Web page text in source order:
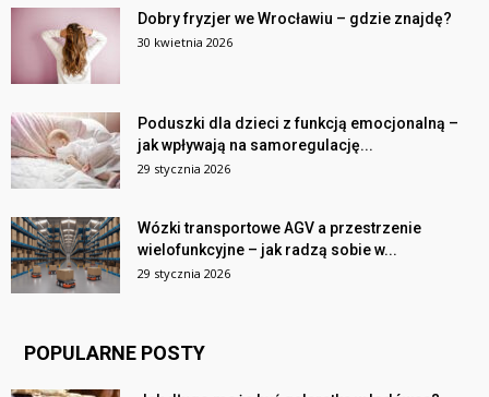
Dobry fryzjer we Wrocławiu – gdzie znajdę?
30 kwietnia 2026
Poduszki dla dzieci z funkcją emocjonalną –
jak wpływają na samoregulację...
29 stycznia 2026
Wózki transportowe AGV a przestrzenie
wielofunkcyjne – jak radzą sobie w...
29 stycznia 2026
POPULARNE POSTY